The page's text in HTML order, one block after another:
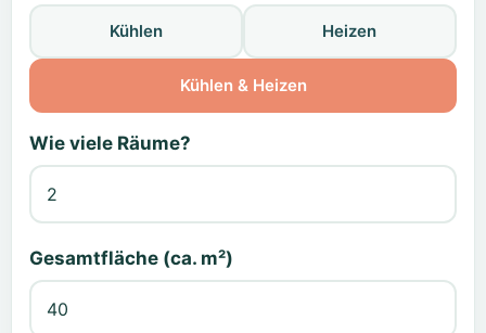
Kühlen Heizen
Kühlen & Heizen
Wie viele Räume?
Gesamtfläche (ca. m²)